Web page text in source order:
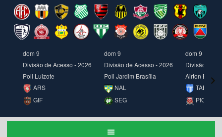
dom 9
Divisão de Acesso - 2026
Poli Luizote
ARS
GIF
dom 9
Divisão de Acesso - 2026
Poli Jardim Brasília
NAL
SEG
dom 9
Divisão de
Airton Borges
TAB
PIO